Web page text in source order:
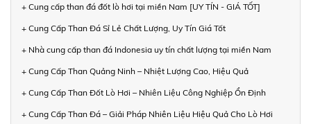
+ Cung cấp than đá đốt lò hơi tại miền Nam [UY TÍN - GIÁ TỐT]
+ Cung Cấp Than Đá Sỉ Lẻ Chất Lượng, Uy Tín Giá Tốt
+ Nhà cung cấp than đá Indonesia uy tín chất lượng tại miền Nam
+ Cung Cấp Than Quảng Ninh – Nhiệt Lượng Cao, Hiệu Quả
+ Cung Cấp Than Đốt Lò Hơi – Nhiên Liệu Công Nghiệp Ổn Định
+ Cung Cấp Than Đá – Giải Pháp Nhiên Liệu Hiệu Quả Cho Lò Hơi